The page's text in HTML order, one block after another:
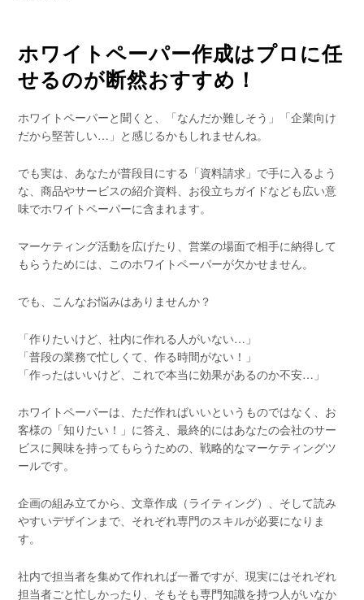
ホワイトペーパー作成はプロに任
せるのが断然おすすめ！
ホワイトペーパーと聞くと、「なんだか難しそう」「企業向け
だから堅苦しい…」と感じるかもしれませんね。
でも実は、あなたが普段目にする「資料請求」で手に入るよう
な、商品やサービスの紹介資料、お役立ちガイドなども広い意
味でホワイトペーパーに含まれます。
マーケティング活動を広げたり、営業の場面で相手に納得して
もらうためには、このホワイトペーパーが欠かせません。
でも、こんなお悩みはありませんか？
「作りたいけど、社内に作れる人がいない…」
「普段の業務で忙しくて、作る時間がない！」
「作ったはいいけど、これで本当に効果があるのか不安…」
ホワイトペーパーは、ただ作ればいいというものではなく、お
客様の「知りたい！」に答え、最終的にはあなたの会社のサー
ビスに興味を持ってもらうための、戦略的なマーケティングツ
ールです。
企画の組み立てから、文章作成（ライティング）、そして読み
やすいデザインまで、それぞれ専門のスキルが必要になりま
す。
社内で担当者を集めて作れれば一番ですが、現実にはそれぞれ
担当者ごと忙しかったり、そもそも専門知識を持つ人がいなか